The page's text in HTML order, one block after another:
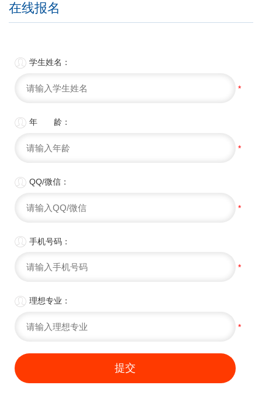
在线报名
 学生姓名：
*
 年 龄：
*
 QQ/微信：
*
 手机号码：
*
 理想专业：
*
提交